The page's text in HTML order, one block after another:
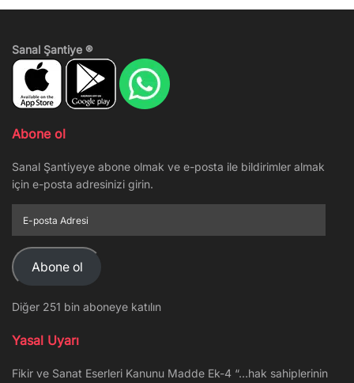
Sanal Şantiye ®
Abone ol
Sanal Şantiyeye abone olmak ve e-posta ile bildirimler almak
için e-posta adresinizi girin.
posta
Adresi
Abone ol
Diğer 251 bin aboneye katılın
Yasal Uyarı
Fikir ve Sanat Eserleri Kanunu Madde Ek-4 “…hak sahiplerinin